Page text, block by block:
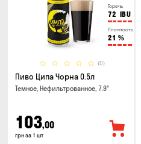
Горечь
72 IBU
Плотность
21 %
(0)
Пиво Ципа Чорна 0.5л
Темное, Нефильтрованное, 7.9°
103,00
грн за 1 шт